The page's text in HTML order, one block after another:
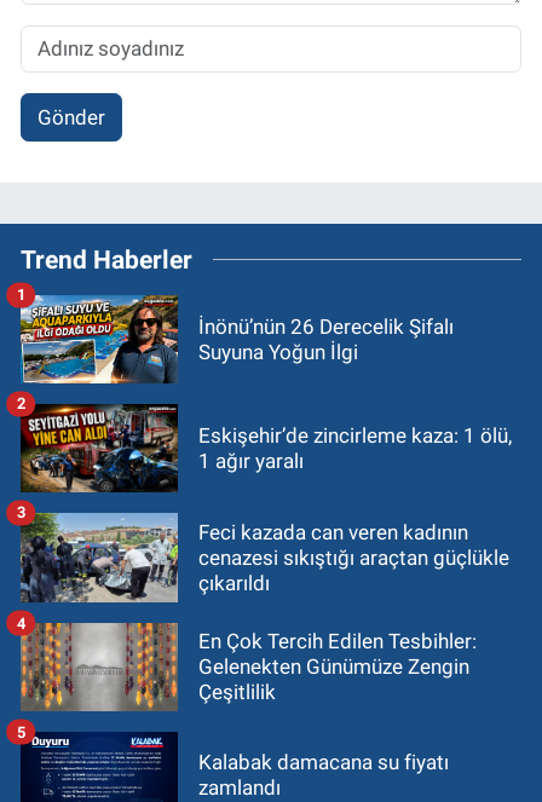
Gönder
Trend Haberler
İnönü’nün 26 Derecelik Şifalı
Suyuna Yoğun İlgi
1
Eskişehir’de zincirleme kaza: 1 ölü,
1 ağır yaralı
2
Feci kazada can veren kadının
cenazesi sıkıştığı araçtan güçlükle
çıkarıldı
3
En Çok Tercih Edilen Tesbihler:
Gelenekten Günümüze Zengin
Çeşitlilik
4
Kalabak damacana su fiyatı
zamlandı
5